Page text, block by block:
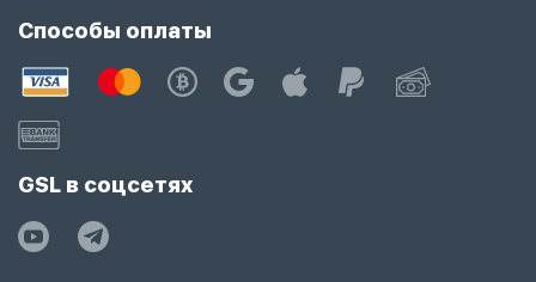
Способы оплаты
GSL в соцсетях